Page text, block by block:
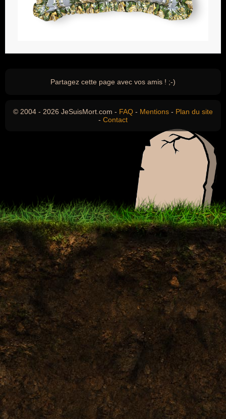
Partagez cette page avec vos amis ! ;-)
© 2004 - 2026 JeSuisMort.com - FAQ - Mentions - Plan du site
- Contact